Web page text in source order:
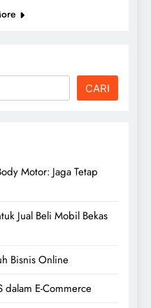
CARI
Motor: Jaga Tetap
Jual Beli Mobil Bekas
Bisnis Online
dalam E-Commerce